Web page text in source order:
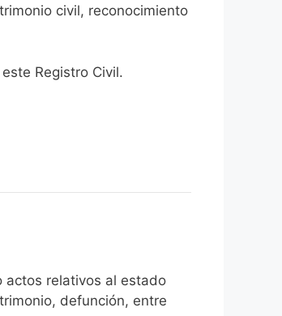
civil, reconocimiento
Registro Civil.​
actos relativos al estado
defunción, entre